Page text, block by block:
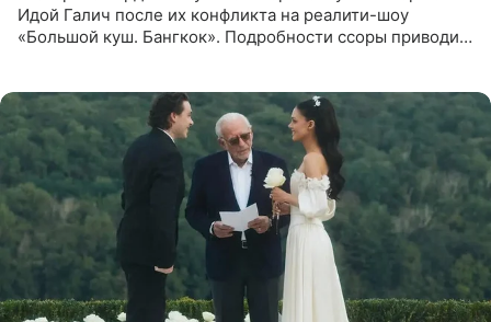
Идой Галич после их конфликта на реалити-шоу
«Большой куш. Бангкок». Подробности ссоры приводит